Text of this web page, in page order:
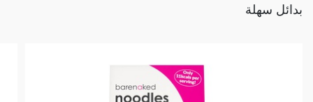
بدائل سهلة